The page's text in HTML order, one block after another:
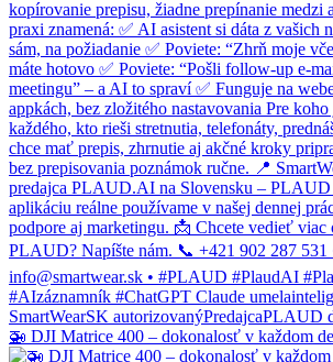
🚁 DJI Matrice 400 – dokonalosť v každom